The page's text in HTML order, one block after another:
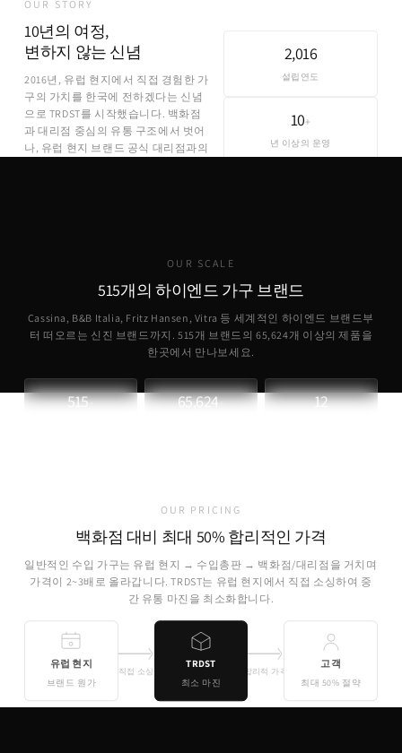
OUR STORY
10년의 여정,
변하지 않는 신념
2016년, 유럽 현지에서 직접 경험한 가
구의 가치를 한국에 전하겠다는 신념
으로 TRDST를 시작했습니다. 백화점
과 대리점 중심의 유통 구조에서 벗어
나, 유럽 현지 브랜드 공식 대리점과의
2,016
설립연도
10+
년 이상의 운영
OUR SCALE
515개의 하이엔드 가구 브랜드
Cassina, B&B Italia, Fritz Hansen, Vitra 등 세계적인 하이엔드 브랜드부
터 떠오르는 신진 브랜드까지. 515개 브랜드의65,624개 이상의 제품을
한곳에서 만나보세요.
515+ 65,624+ 12
OUR PRICING
백화점 대비 최대 50% 합리적인 가격
일반적인 수입 가구는 유럽 현지 → 수입총판 → 백화점/대리점을 거치며
가격이 2~3배로 올라갑니다. TRDST는 유럽 현지에서 직접 소싱하여 중
간 유통 마진을 최소화합니다.
유럽 현지
브랜드 원가
직접 소싱
TRDST
최소 마진
합리적 가격
고객
최대 50% 절약